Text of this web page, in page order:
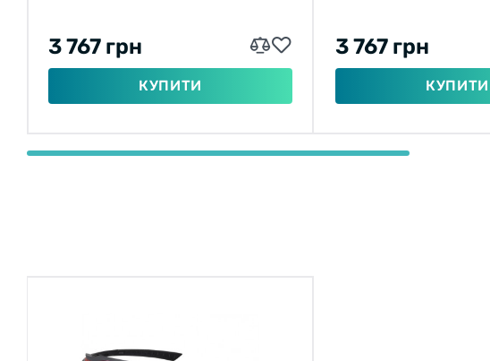
3 767 грн
КУПИТИ
3 767 грн
КУПИТИ